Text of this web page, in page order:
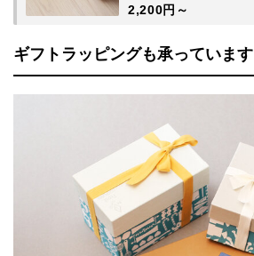
2,200円～
ギフトラッピングも承っています